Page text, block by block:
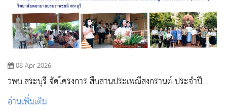
08 Apr 2026
วพบ.สระบุรี จัดโครงการ สืบสานประเพณีสงกรานต์ ประจำปี
2569
อ่านเพิ่มเติม